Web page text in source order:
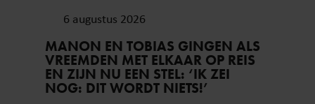
6 augustus 2026
MANON EN TOBIAS GINGEN ALS
VREEMDEN MET ELKAAR OP REIS
EN ZIJN NU EEN STEL: ‘IK ZEI
NOG: DIT WORDT NIETS!’